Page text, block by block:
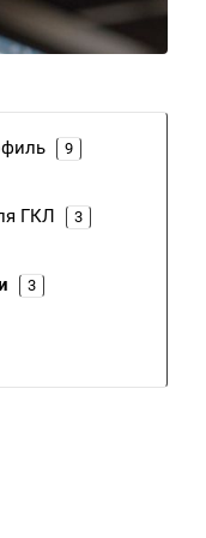
9
ГКЛ 3
3